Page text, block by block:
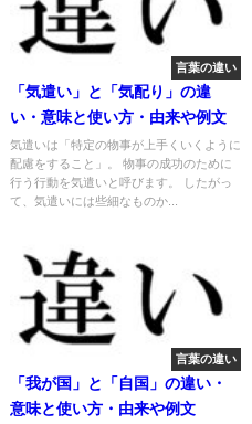
言葉の違い
「気遣い」と「気配り」の違
い・意味と使い方・由来や例文
気遣いは「特定の物事が上手くいくように
配慮をすること」。 物事の成功のために
行う行動を気遣いと呼びます。 したがっ
て、気遣いには些細なものか...
言葉の違い
「我が国」と「自国」の違い・
意味と使い方・由来や例文